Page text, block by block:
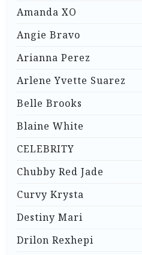
Amanda XO
Angie Bravo
Arianna Perez
Arlene Yvette Suarez
Belle Brooks
Blaine White
CELEBRITY
Chubby Red Jade
Curvy Krysta
Destiny Mari
Drilon Rexhepi